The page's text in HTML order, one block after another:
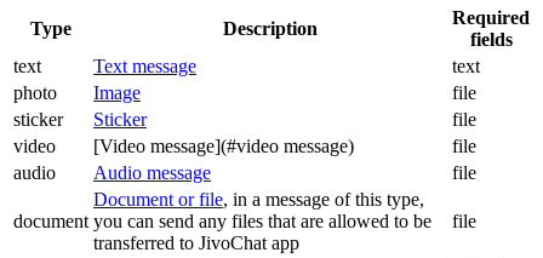
Type Description
Required
fields
text
Text message
text
photo
Image
file
sticker
Sticker
file
video
[Video message](#video message)
file
audio
Audio message file
document
Document or file, in a message of this type,
you can send any files that are allowed to be
transferred to JivoChat app
file